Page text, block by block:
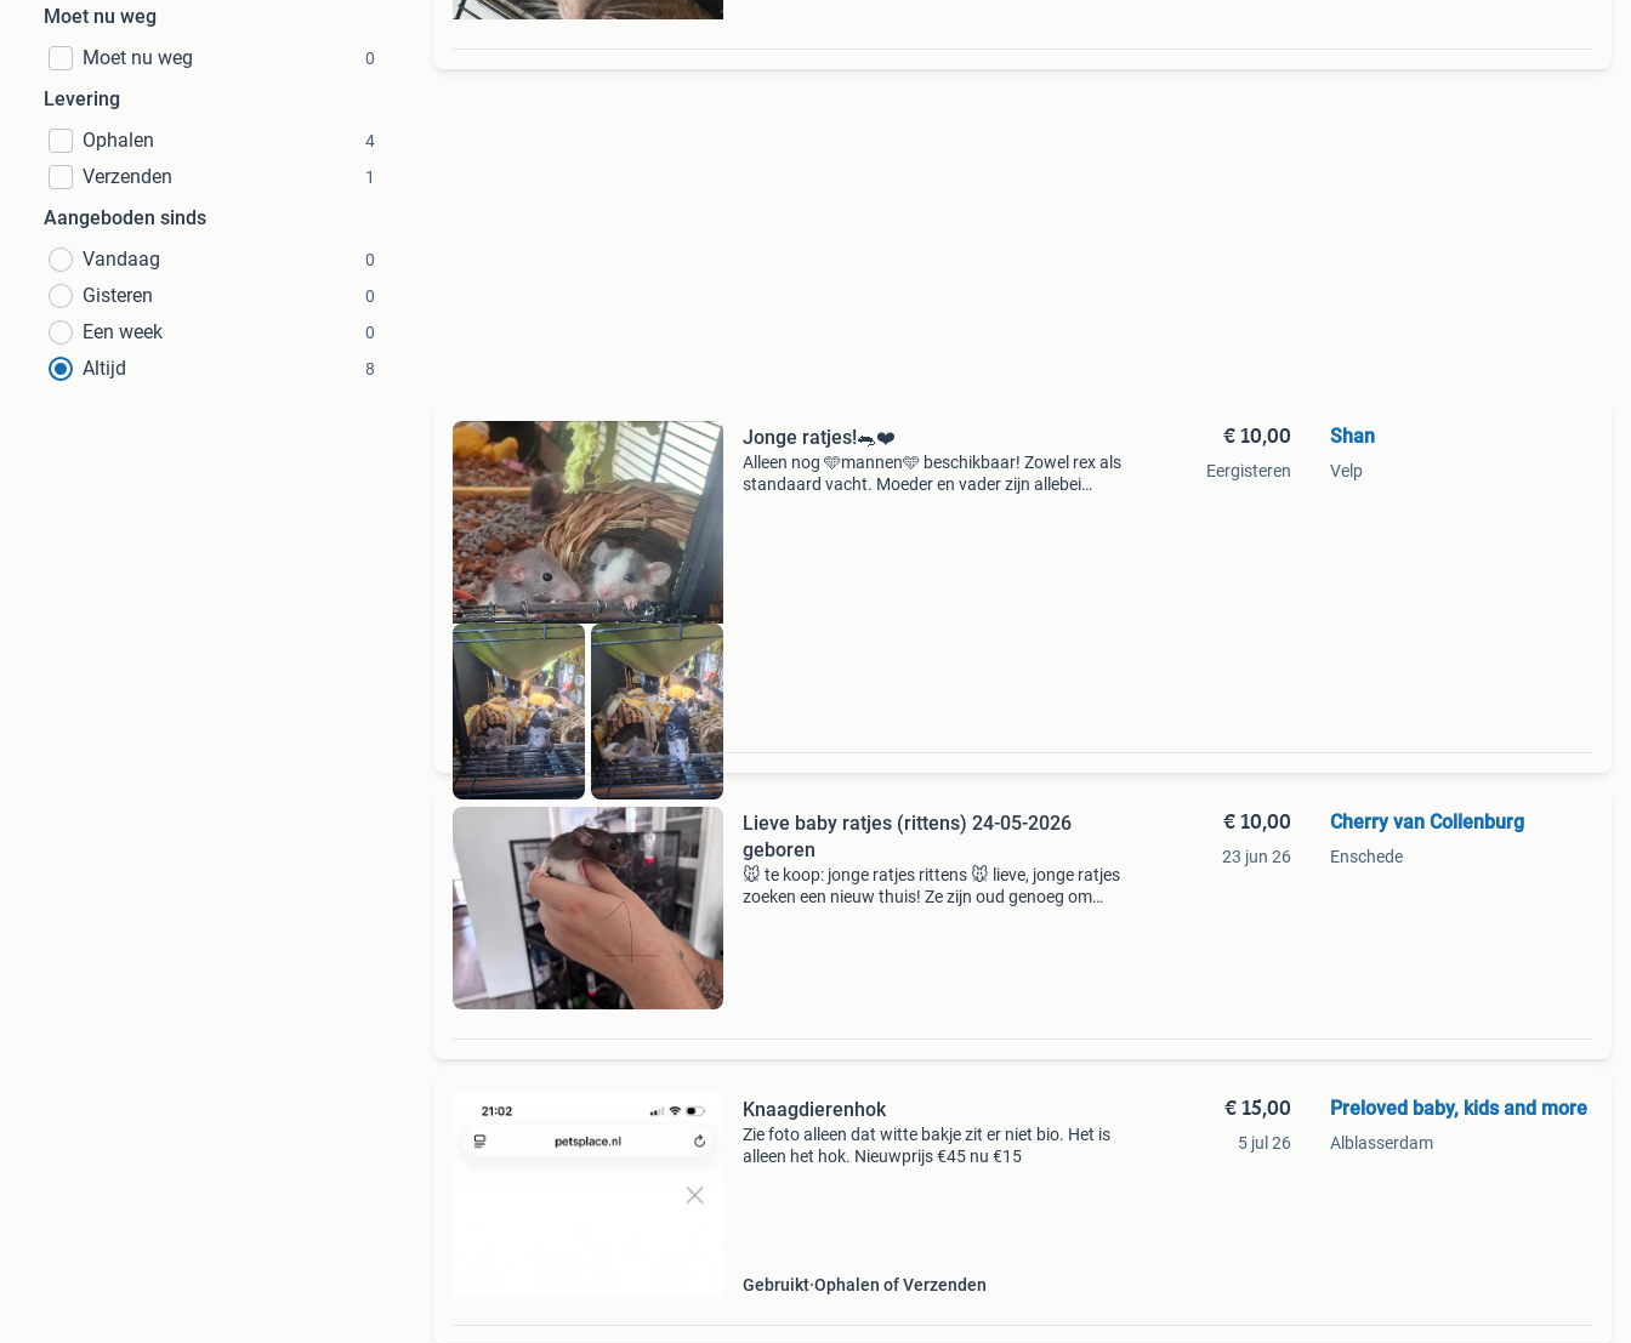
Moet nu weg
Moet nu weg
0
Levering
Ophalen
4
Verzenden 1
Aangeboden sinds
Vandaag
0
Gisteren 0
Een week 0
Altijd 8
Jonge ratjes!🐀❤️
Alleen nog 🩵mannen🩵 beschikbaar! Zowel rex als
standaard vacht. Moeder en vader zijn allebei
€ 10,00
Eergisteren
Shan
Velp
Lieve baby ratjes (rittens) 24-05-2026
geboren
🐭 te koop: jonge ratjes rittens 🐭 lieve, jonge ratjes
zoeken een nieuw thuis! Ze zijn oud genoeg om
€ 10,00
23 jun 26
Cherry van Collenburg
Enschede
Knaagdierenhok
Zie foto alleen dat witte bakje zit er niet bio. Het is
alleen het hok. Nieuwprijs €45 nu €15
Gebruikt Ophalen of Verzenden
€ 15,00
5 jul 26
Preloved baby, kids and more
Alblasserdam